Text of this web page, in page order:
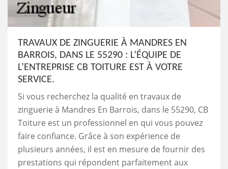
TRAVAUX DE ZINGUERIE À MANDRES EN
BARROIS, DANS LE 55290 : L’ÉQUIPE DE
L’ENTREPRISE CB TOITURE EST À VOTRE
SERVICE.
Si vous recherchez la qualité en travaux de
zinguerie à Mandres En Barrois, dans le 55290, CB
Toiture est un professionnel en qui vous pouvez
faire confiance. Grâce à son expérience de
plusieurs années, il est en mesure de fournir des
prestations qui répondent parfaitement aux